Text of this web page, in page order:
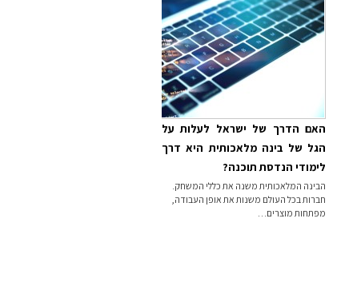
האם הדרך של ישראל לעלות על
הגל של בינה מלאכותית היא דרך
לימודי הנדסת תוכנה?
הבינה המלאכותית משנה את כללי המשחק.
חברות בכל העולם משנות את אופן העבודה,
מפתחות מוצרים…